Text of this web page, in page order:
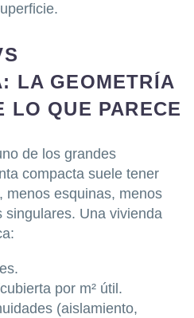
LA GEOMETRÍA
LO QUE PARECE
de los grandes
compacta suele tener
menos esquinas, menos
singulares. Una vivienda
por m² útil.
(aislamiento,